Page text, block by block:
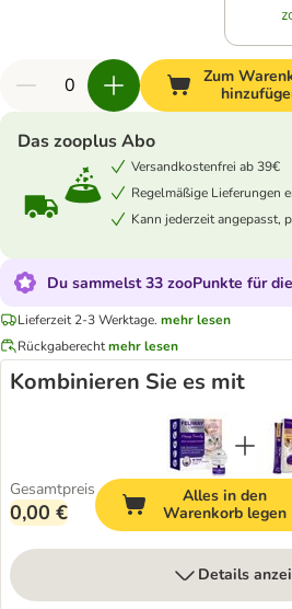
Zum
Das zooplus Abo
Versandkostenfrei ab 39€
Regelmäßige Lieferungen
Kann jederzeit angepasst,
Du sammelst 33 zooPunkte für
Lieferzeit 2-3 Werktage. mehr lesen
Rückgaberechtmehr lesen
Kombinieren Sie es mit
Gesamtpreis
0,00 €
Alles in den
Warenkorb legen
Details